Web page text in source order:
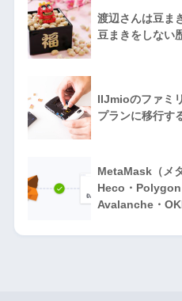
渡辺さんは豆ま
豆まきをしない
IIJmioのファミ
プランに移行す
MetaMask（メ
Heco・Polygon
Avalanche・